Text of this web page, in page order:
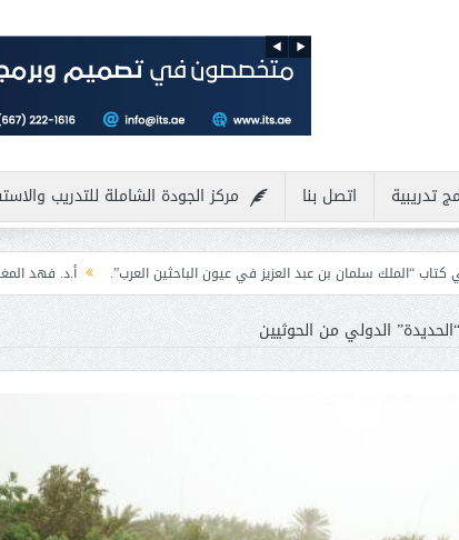
تدريبية اتصل بنا مركز الجودة الشاملة للتدريب
عبد العزيز في عيون الباحثين العرب”. أ.د. فهد المغلوث ) .. رجل
الدولي من الحوثيين